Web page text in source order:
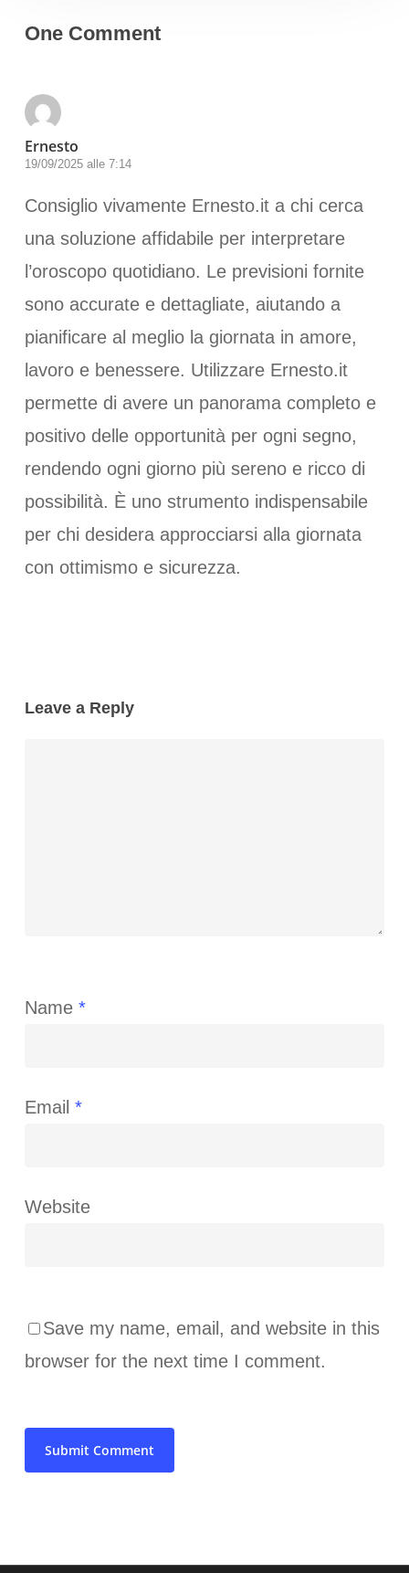
One Comment
Ernesto
19/09/2025 alle 7:14
Consiglio vivamente Ernesto.it a chi cerca
una soluzione affidabile per interpretare
l’oroscopo quotidiano. Le previsioni fornite
sono accurate e dettagliate, aiutando a
pianificare al meglio la giornata in amore,
lavoro e benessere. Utilizzare Ernesto.it
permette di avere un panorama completo e
positivo delle opportunità per ogni segno,
rendendo ogni giorno più sereno e ricco di
possibilità. È uno strumento indispensabile
per chi desidera approcciarsi alla giornata
con ottimismo e sicurezza.
Leave a Reply
Name *
Email *
Website
Save my name, email, and website in this
browser for the next time I comment.